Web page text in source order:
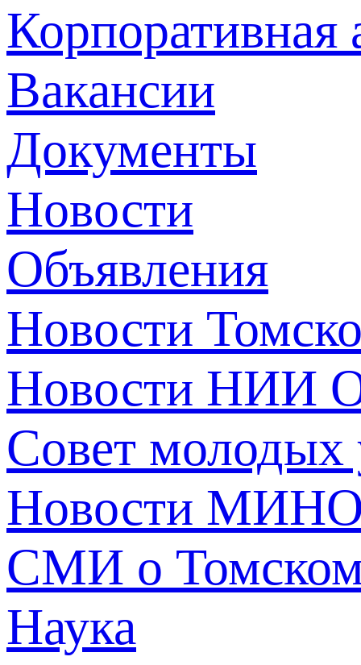
Корпоративная
Вакансии
Документы
Новости
Объявления
Новости
Новости НИИ
Совет молодых
Новости
СМИ о
Наука